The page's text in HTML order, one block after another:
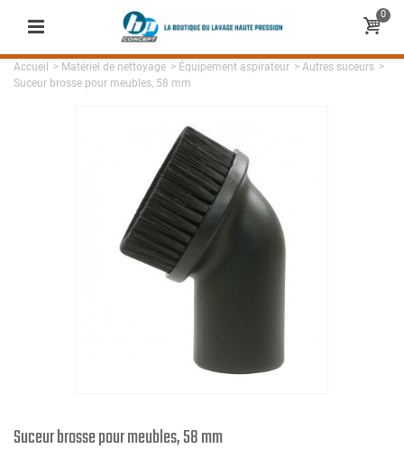
0
Accueil > Matériel de nettoyage > Équipement aspirateur > Autres suceurs >
Suceur brosse pour meubles, 58 mm
Suceur brosse pour meubles, 58 mm